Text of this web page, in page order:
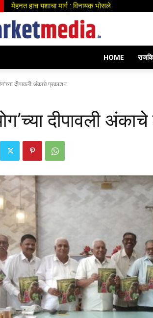
डॉ.झांबरे, प्रा.सौ.पाटील व डॉ.वाटेगांवकर यांच्या
HOME
दीपावली अंकाचे प्रकाशन
दीपावली